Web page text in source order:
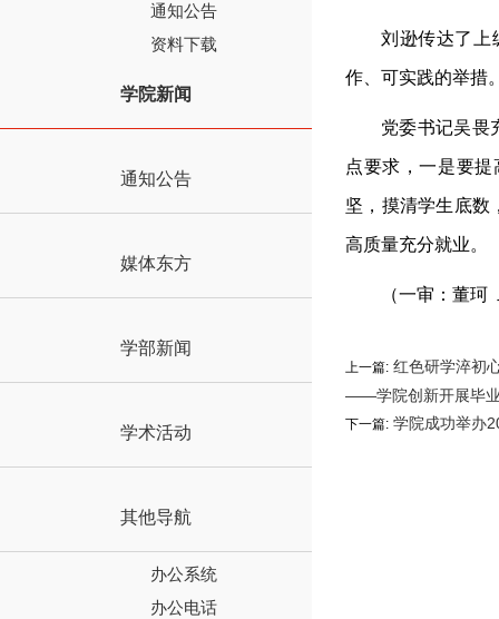
通知公告
资料下载
学院新闻
通知公告
媒体东方
学部新闻
学术活动
其他导航
办公系统
办公电话
刘逊传达了上
作、可实践的举措
党委书记吴畏
点要求 ，一是要提
坚，摸清学生底数
高质量充分就业。
（一审：董
上一篇: 红色研学淬初
——学院创新开展毕
下一篇: 学院成功举办